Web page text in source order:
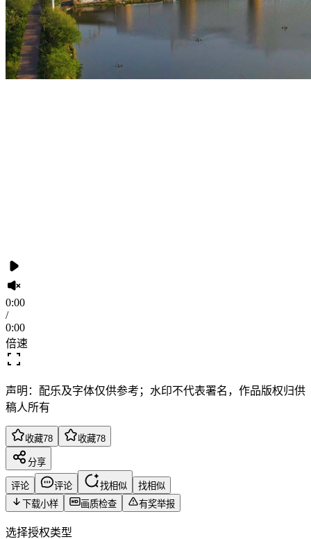
0:00
/
0:00
倍速
声明：配乐及字体仅供参考；水印不代表署名，作品版权归供
稿人所有
收藏78 收藏78
分享
评论 评论 找相似
找相似
下载小样
画质检查 有奖举报
选择授权类型